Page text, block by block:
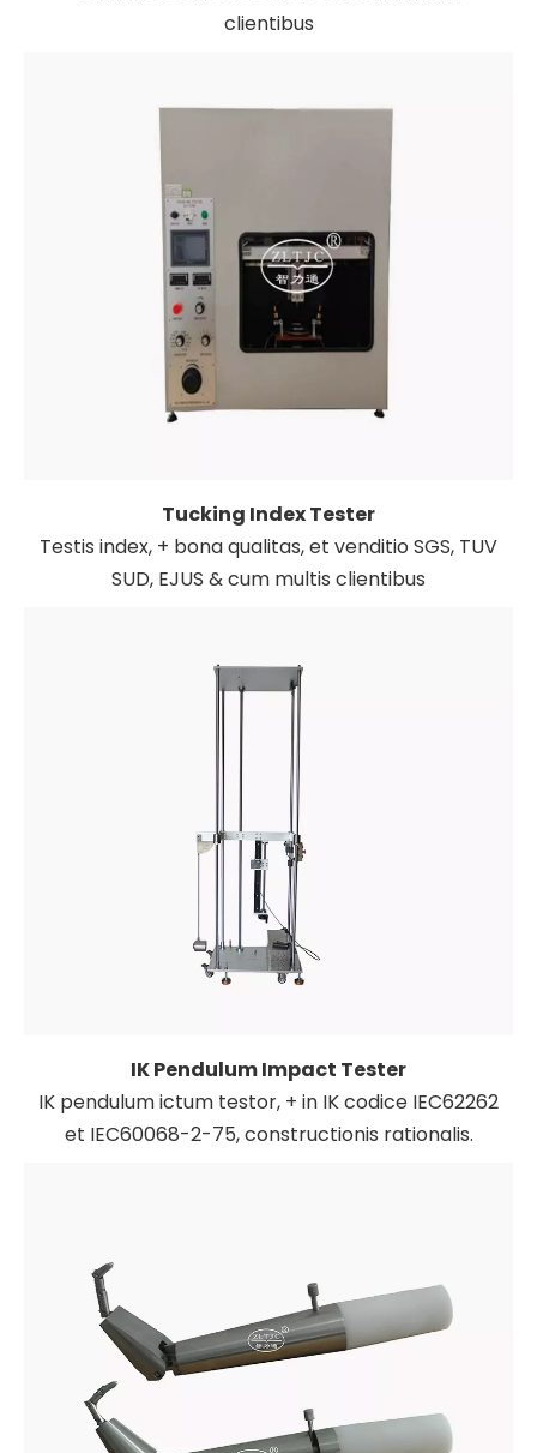
clientibus
Tucking Index Tester
Testis index, + bona qualitas, et venditio SGS, TUV
SUD, EJUS & cum multis clientibus
IK Pendulum Impact Tester
IK pendulum ictum testor, + in IK codice IEC62262
et IEC60068-2-75, constructionis rationalis.